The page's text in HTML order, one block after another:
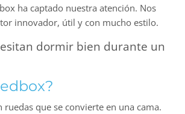
ha captado nuestra atención. Nos
innovador, útil y con mucho estilo.
dormir bien durante un
ruedas que se convierte en una cama.